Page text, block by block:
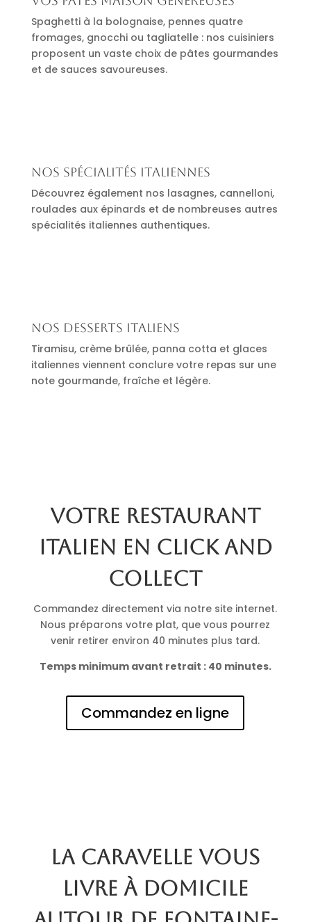
Spaghetti à la bolognaise, pennes quatre
fromages, gnocchi ou tagliatelle : nos cuisiniers
proposent un vaste choix de pâtes gourmandes
et de sauces savoureuses.
Nos spécialités italiennes
Découvrez également nos lasagnes, cannelloni,
roulades aux épinards et de nombreuses autres
spécialités italiennes authentiques.
Nos desserts italiens
Tiramisu, crème brûlée, panna cotta et glaces
italiennes viennent conclure votre repas sur une
note gourmande, fraîche et légère.
Votre restaurant
italien en click and
collect
Commandez directement via notre site internet.
Nous préparons votre plat, que vous pourrez
venir retirer environ 40 minutes plus tard.
Temps minimum avant retrait : 40 minutes.
Commandez en ligne
La Caravelle vous
livre à domicile